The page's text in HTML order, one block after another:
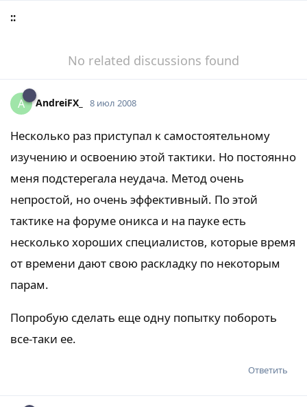
::
No related discussions found
A AndreiFX_ 8 июл 2008
Несколько раз приступал к самостоятельному
изучению и освоению этой тактики. Но постоянно
меня подстерегала неудача. Метод очень
непростой, но очень эффективный. По этой
тактике на форуме оникса и на пауке есть
несколько хороших специалистов, которые время
от времени дают свою раскладку по некоторым
парам.
Попробую сделать еще одну попытку побороть
все-таки ее.
Ответить